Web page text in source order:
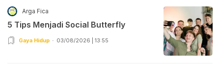
Arga Fica
5 Tips Menjadi Social Butterfly
Gaya Hidup 03/08/2026 | 13:55